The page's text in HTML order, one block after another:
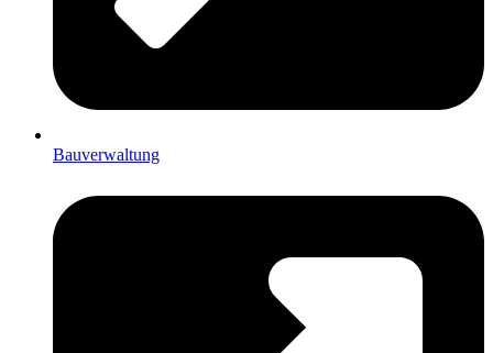
Bauverwaltung